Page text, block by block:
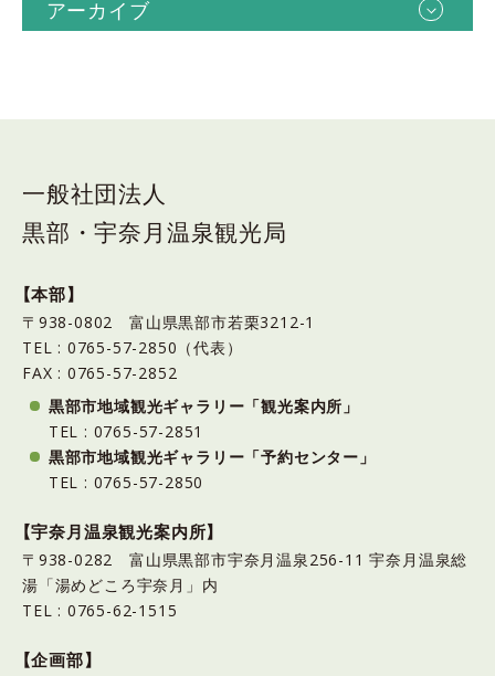
アーカイブ
一般社団法人
黒部・宇奈月温泉観光局
【本部】
〒938-0802 富山県黒部市若栗3212-1
TEL : 0765-57-2850（代表）
FAX : 0765-57-2852
黒部市地域観光ギャラリー「観光案内所」
TEL : 0765-57-2851
黒部市地域観光ギャラリー「予約センター」
TEL : 0765-57-2850
【宇奈月温泉観光案内所】
〒938-0282 富山県黒部市宇奈月温泉256-11 宇奈月温泉総
湯「湯めどころ宇奈月」内
TEL : 0765-62-1515
【企画部】